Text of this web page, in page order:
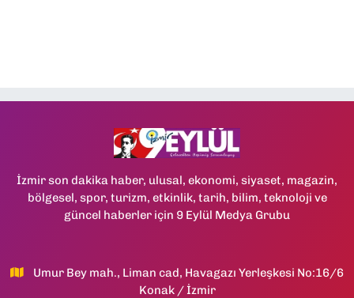
İzmir son dakika haber, ulusal, ekonomi, siyaset, magazin,
bölgesel, spor, turizm, etkinlik, tarih, bilim, teknoloji ve
güncel haberler için 9 Eylül Medya Grubu
Umur Bey mah., Liman cad, Havagazı Yerleşkesi No:16/6
Konak / İzmir